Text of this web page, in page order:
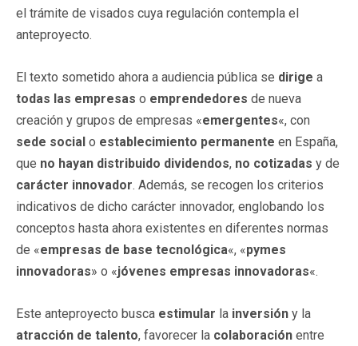
el trámite de visados cuya regulación contempla el
anteproyecto.
El texto sometido ahora a audiencia pública se dirige a
todas las empresas o emprendedores de nueva
creación y grupos de empresas «emergentes«, con
sede social o establecimiento permanente en España,
que no hayan distribuido dividendos, no cotizadas y de
carácter innovador. Además, se recogen los criterios
indicativos de dicho carácter innovador, englobando los
conceptos hasta ahora existentes en diferentes normas
de «empresas de base tecnológica«, «pymes
innovadoras» o «jóvenes empresas innovadoras«.
Este anteproyecto busca estimular la inversión y la
atracción de talento, favorecer la colaboración entre